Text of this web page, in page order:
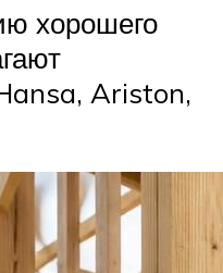
хорошего
Ariston,